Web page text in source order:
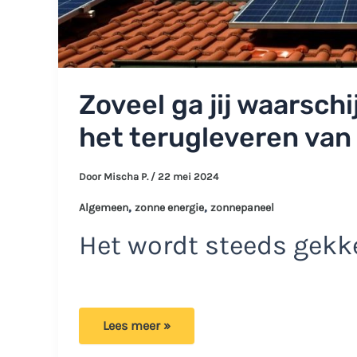
Zoveel ga jij
het terugleveren
Door Mischa P. / 22 mei 2024
Algemeen, zonne energie, zonnepaneel
Het wordt steeds
Zoveel
Lees meer »